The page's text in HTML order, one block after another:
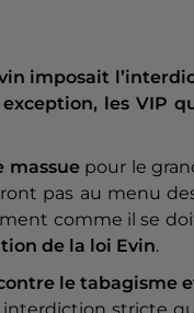
imposait
les VIP
massuepour le
pas au menu
comme il se
de la loi Evin.
le tabagisme
stricte